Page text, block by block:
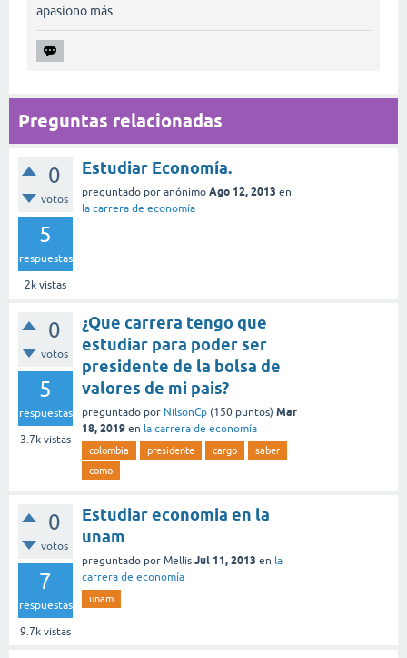
apasiono más
Preguntas relacionadas
0
votos
5
respuestas
2k vistas
Estudiar Economía.
preguntado por anónimo Ago 12, 2013 en
la carrera de economía
0
votos
5
respuestas
3.7k vistas
¿Que carrera tengo que
estudiar para poder ser
presidente de la bolsa de
valores de mi pais?
preguntado por NilsonCp (150 puntos) Mar
18, 2019 en la carrera de economía
colombia presidente cargo
saber
como
0
votos
7
respuestas
9.7k vistas
Estudiar economia en la
unam
preguntado por Mellis Jul 11, 2013 en la
carrera de economía
unam